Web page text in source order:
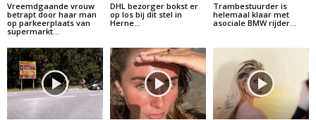
Vreemdgaande vrouw
betrapt door haar man
op parkeerplaats van
supermarkt…
DHL bezorger bokst er
op los bij dit stel in
Herne…
Trambestuurder is
helemaal klaar met
asociale BMW rijder…